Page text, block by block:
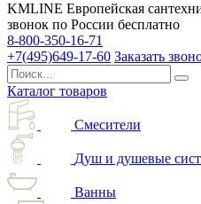
KMLINE Европейская
звонок по России бесплатно
8-800-350-16-71
+7(495)649-17-60 Заказать
Каталог товаров
Смесители
Душ и душевые
Ванны